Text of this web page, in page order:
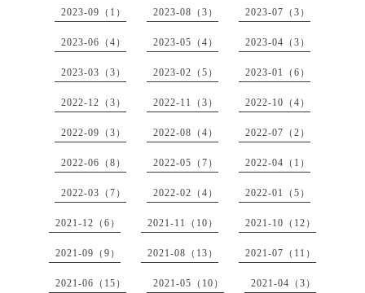
2023-09（1） 2023-08（3） 2023-07（3）
2023-06（4） 2023-05（4） 2023-04（3）
2023-03（3） 2023-02（5） 2023-01（6）
2022-12（3） 2022-11（3） 2022-10（4）
2022-09（3） 2022-08（4） 2022-07（2）
2022-06（8） 2022-05（7） 2022-04（1）
2022-03（7） 2022-02（4） 2022-01（5）
2021-12（6） 2021-11（10） 2021-10（12）
2021-09（9） 2021-08（13） 2021-07（11）
2021-06（15） 2021-05（10） 2021-04（3）